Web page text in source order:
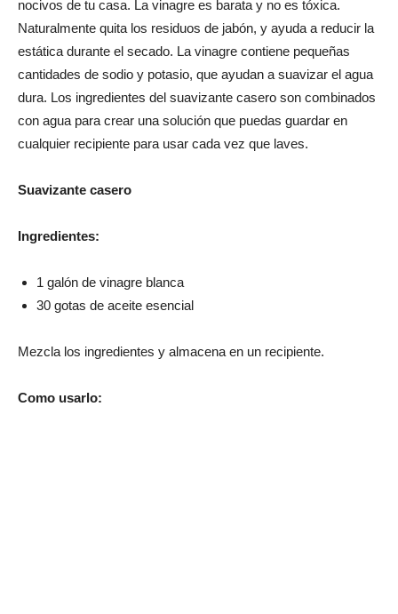
nocivos de tu casa. La vinagre es barata y no es tóxica.
Naturalmente quita los residuos de jabón, y ayuda a reducir la
estática durante el secado. La vinagre contiene pequeñas
cantidades de sodio y potasio, que ayudan a suavizar el agua
dura. Los ingredientes del suavizante casero son combinados
con agua para crear una solución que puedas guardar en
cualquier recipiente para usar cada vez que laves.
Suavizante casero
Ingredientes:
1 galón de vinagre blanca
30 gotas de aceite esencial
Mezcla los ingredientes y almacena en un recipiente.
Como usarlo: